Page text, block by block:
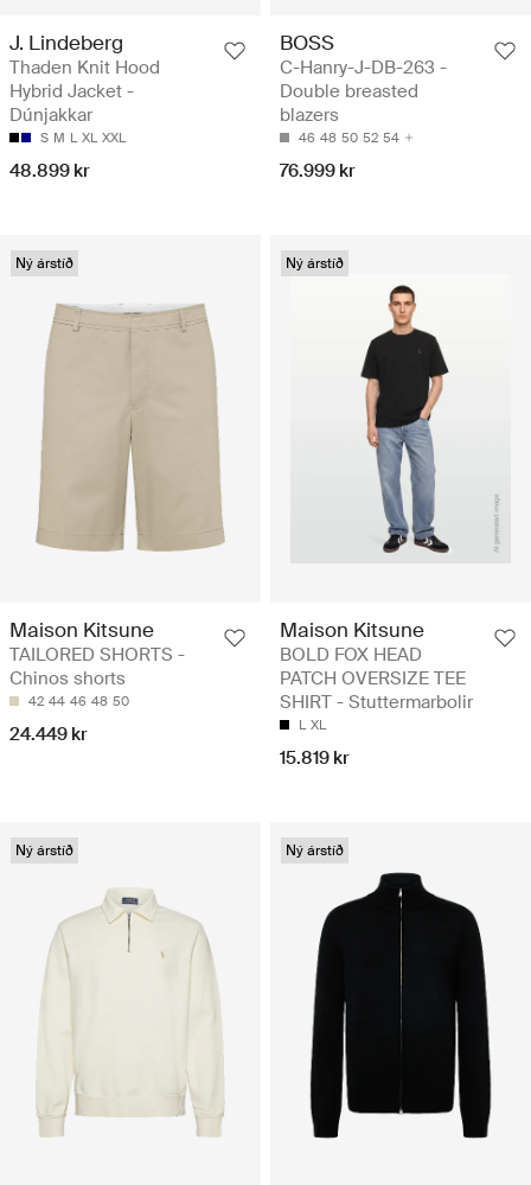
J. Lindeberg
Thaden Knit Hood
Hybrid Jacket -
Dúnjakkar
S M L XL XXL
48.899 kr
BOSS
C-Hanry-J-DB-263 -
Double breasted
blazers
46 48 50 52 54
76.999 kr
Ný árstíð
Maison Kitsune
TAILORED SHORTS -
Chinos shorts
42 44 46 48 50
24.449 kr
Ný árstíð
Maison Kitsune
BOLD FOX HEAD
PATCH OVERSIZE TEE
SHIRT - Stuttermarbolir
L XL
15.819 kr
Ný árstíð Ný árstíð